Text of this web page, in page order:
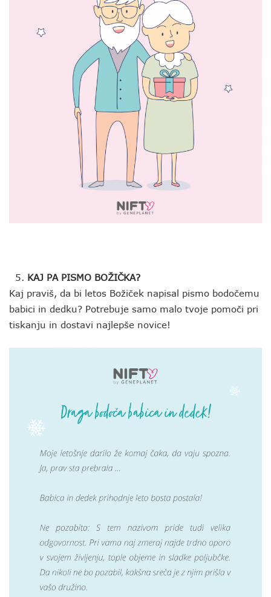
KAJ PA PISMO BOŽIČKA?
Kaj praviš, da bi letos Božiček napisal pismo bodočemu
babici in dedku? Potrebuje samo malo tvoje pomoči pri
tiskanju in dostavi najlepše novice!